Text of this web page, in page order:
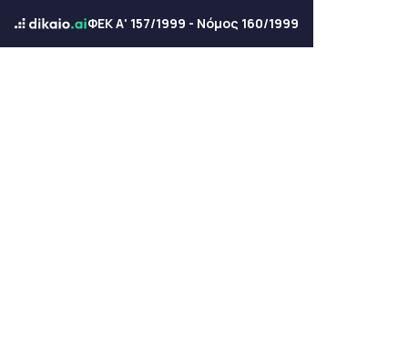
ΦΕΚ Α' 157/1999 - Νόμος 160/1999